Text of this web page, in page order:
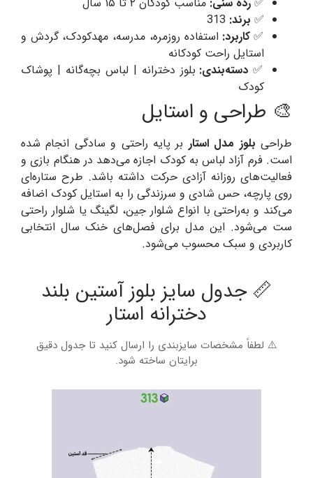
✅ برند:
✅کاربرد: استفاده روزمره، مدرسه، مهدکودک، گردش و
استایل راحت کودکانه
✅ دسته‌بندی: بلوز دخترانه | لباس بچه‌گانه | پوشاک
کودک
🎨 طراحی و استایل
طراحی بلوز مدل استار بر پایه راحتی و سادگی انجام شده
است. فرم آزاد لباس به کودک اجازه می‌دهد در هنگام بازی و
فعالیت‌های روزانه آزادی حرکت داشته باشد. طرح ستاره‌ای
روی پارچه، حس شادی و سرزندگی را به استایل کودک اضافه
می‌کند و به‌راحتی با انواع شلوار جین، لگینگ یا شلوار راحتی
ست می‌شود. این مدل برای فصل‌های خنک سال انتخابی
کاربردی و سبک محسوب می‌شود.
📏 جدول سایز بلوز آستین بلند
دخترانه استار
⚠️ لطفاً مشخصات سایز‌بندی را ارسال کنید تا جدول دقیق
برایتان ساخته شود.